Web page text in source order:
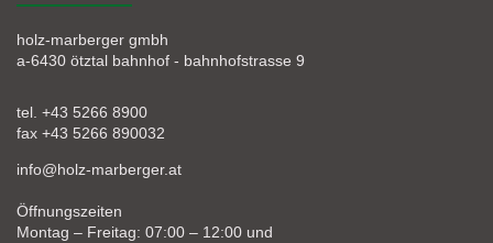
holz-marberger gmbh
a-6430 ötztal bahnhof - bahnhofstrasse 9
tel. +43 5266 8900
fax +43 5266 890032
info@holz-marberger.at
Öffnungszeiten
Montag – Freitag: 07:00 – 12:00 und